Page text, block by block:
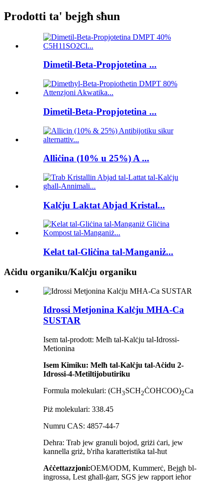
Prodotti ta' bejgħ sħun
Dimetil-Beta-Propjotetina ...
Dimetil-Beta-Propjotetina ...
Alliċina (10% u 25%) A ...
Kalċju Laktat Abjad Kristal...
Kelat tal-Gliċina tal-Manganiż...
Aċidu organiku/Kalċju organiku
Idrossi Metjonina Kalċju MHA-Ca
SUSTAR
Isem tal-prodott: Melħ tal-Kalċju tal-Idrossi-
Metionina
Isem Kimiku: Melħ tal-Kalċju tal-Aċidu 2-
Idrossi-4-Metiltijobutiriku
Formula molekulari: (CH3SCH2ĊOHCOO)2Ca
Piż molekulari: 338.45
Numru CAS: 4857-44-7
Dehra: Trab jew granuli bojod, griżi ċari, jew
kannella griż, b'riħa karatteristika tal-ħut
Aċċettazzjoni:OEM/ODM, Kummerċ, Bejgħ bl-
ingrossa, Lest għall-ġarr, SGS jew rapport ieħor